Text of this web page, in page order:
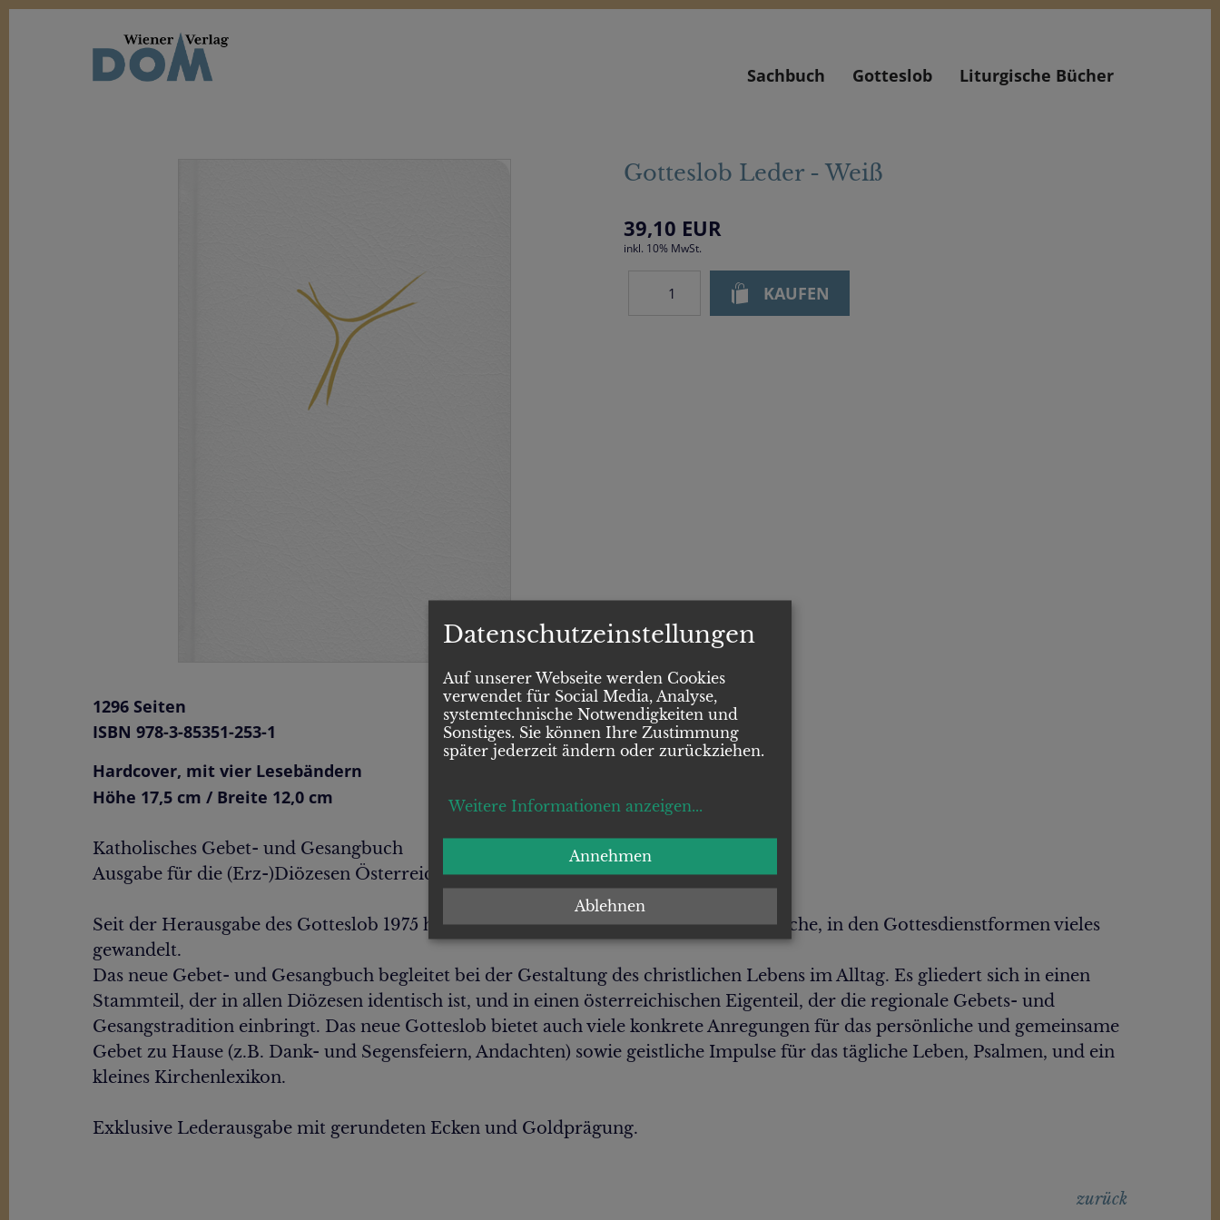
Sachbuch Gotteslob Liturgische Bücher
Gotteslob Leder - Weiß
39,10 EUR
inkl. 10% MwSt.
1296 Seiten
ISBN 978-3-85351-253-1
Hardcover, mit vier Lesebändern
Höhe 17,5 cm / Breite 12,0 cm
Katholisches Gebet- und Gesangbuch
Ausgabe für die (Erz-)Diözesen Österreichs
Seit der Herausgabe des Gotteslob 1975 hat sich im Kirchengesang, in der Gebetsprache, in den Gottesdienstformen vieles
gewandelt.
Das neue Gebet- und Gesangbuch begleitet bei der Gestaltung des christlichen Lebens im Alltag. Es gliedert sich in einen
Stammteil, der in allen Diözesen identisch ist, und in einen österreichischen Eigenteil, der die regionale Gebets- und
Gesangstradition einbringt. Das neue Gotteslob bietet auch viele konkrete Anregungen für das persönliche und gemeinsame
Gebet zu Hause (z.B. Dank- und Segensfeiern, Andachten) sowie geistliche Impulse für das tägliche Leben, Psalmen, und ein
kleines Kirchenlexikon.
Exklusive Lederausgabe mit gerundeten Ecken und Goldprägung.
zurück
Datenschutzeinstellungen
Auf unserer Webseite werden Cookies
verwendet für Social Media, Analyse,
systemtechnische Notwendigkeiten und
Sonstiges. Sie können Ihre Zustimmung
später jederzeit ändern oder zurückziehen.
Weitere Informationen anzeigen...
Ablehnen
Annehmen